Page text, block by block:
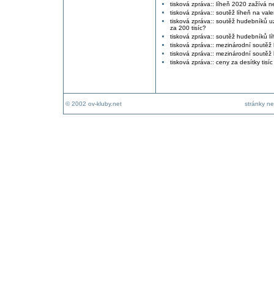
tisková zpráva:: líheň 2020 zažívá
tisková zpráva:: soutěž líheň na
tisková zpráva:: soutěž hudebníků
za 200 tisíc?
tisková zpráva:: soutěž hudebníků
tisková zpráva:: mezinárodní
tisková zpráva:: mezinárodní
tisková zpráva:: ceny za desítky
© 2002 ov-kluby.net stránky